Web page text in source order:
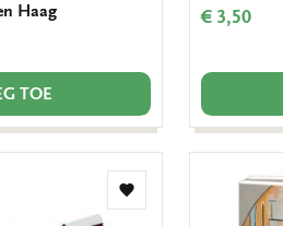
Haag
TOE
€ 3,50
Toevoegen